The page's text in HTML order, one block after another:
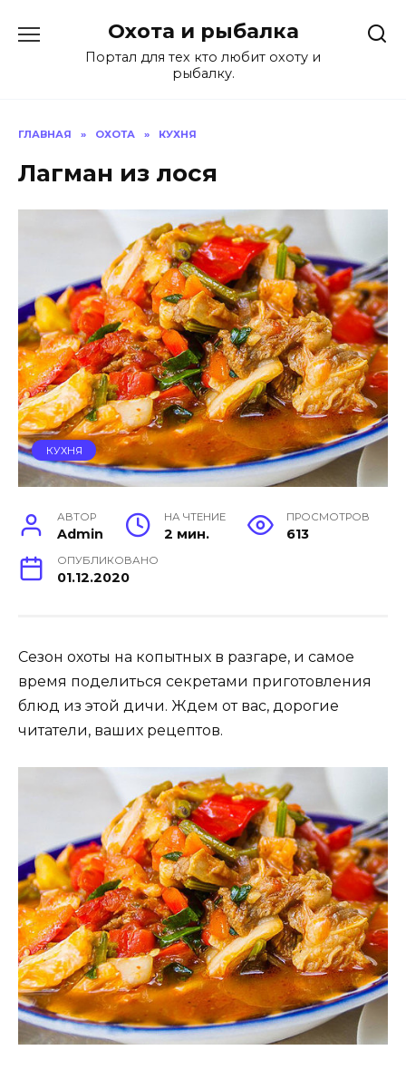
содержанию
Охота и рыбалка
Портал для тех кто любит охоту и
рыбалку.
ГЛАВНАЯ » ОХОТА » КУХНЯ
Лагман из лося
КУХНЯ
АВТОР
Admin
НА ЧТЕНИЕ
2 мин.
ПРОСМОТРОВ
613
ОПУБЛИКОВАНО
01.12.2020
Сезон охоты на копытных в разгаре, и самое
время поделиться секретами приготовления
блюд из этой дичи. Ждем от вас, дорогие
читатели, ваших рецептов.